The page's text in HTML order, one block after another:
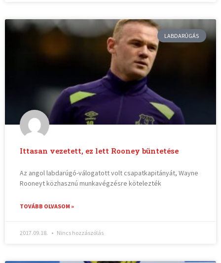
LABDARÚGÁS
Ittasan vezetett, ez lett Rooney büntetése
Az angol labdarúgó-válogatott volt csapatkapitányát, Wayne
Rooneyt közhasznú munkavégzésre kötelezték
TOVÁBB OLVASOM »
2017.09.18. Nincs hozzászólás